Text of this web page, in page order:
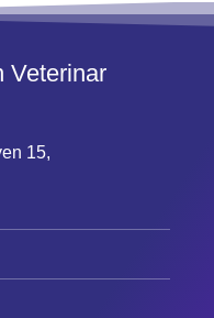
Veterinar
15,